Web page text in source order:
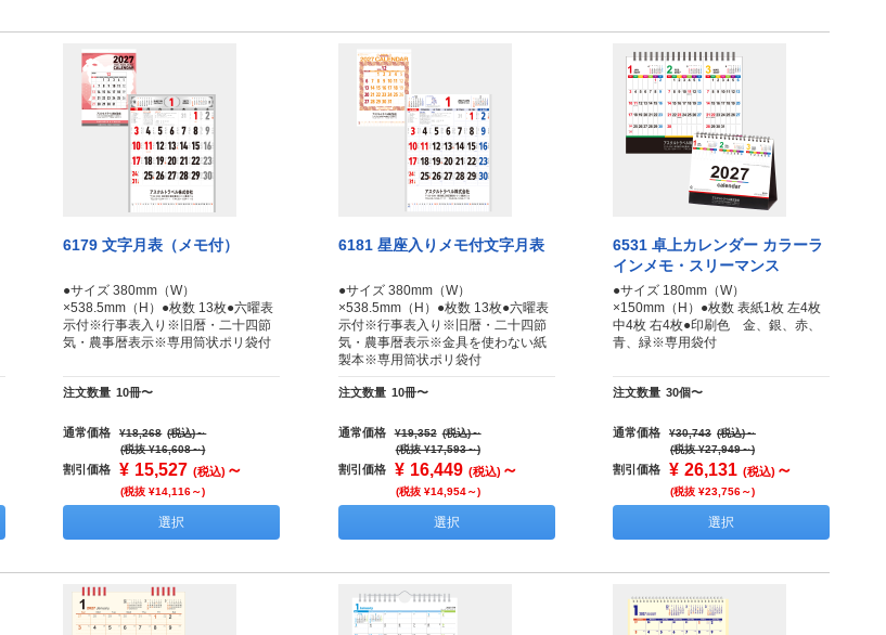
6179 文字月表（メモ付）
●サイズ 380mm（W）
×538.5mm（H）●枚数 13枚●六曜表
示付※行事表入り※旧暦・二十四節
気・農事暦表示※専用筒状ポリ袋付
注文数量 10冊〜
通常価格 ¥18,268 (税込)～
(税抜 ¥16,608～)
割引価格 ¥ 15,527 (税込) ～
(税抜 ¥14,116～)
選択
6181 星座入りメモ付文字月表
●サイズ 380mm（W）
×538.5mm（H）●枚数 13枚●六曜表
示付※行事表入り※旧暦・二十四節
気・農事暦表示※金具を使わない紙
製本※専用筒状ポリ袋付
注文数量 10冊〜
通常価格 ¥19,352 (税込)～
(税抜 ¥17,593～)
割引価格 ¥ 16,449 (税込) ～
(税抜 ¥14,954～)
選択
6531 卓上カレンダー カラーラ
インメモ・スリーマンス
●サイズ 180mm（W）
×150mm（H）●枚数 表紙1枚 左4枚
中4枚 右4枚●印刷色 金、銀、赤、
青、緑※専用袋付
注文数量 30個〜
通常価格 ¥30,743 (税込)～
(税抜 ¥27,949～)
割引価格 ¥ 26,131 (税込) ～
(税抜 ¥23,756～)
選択